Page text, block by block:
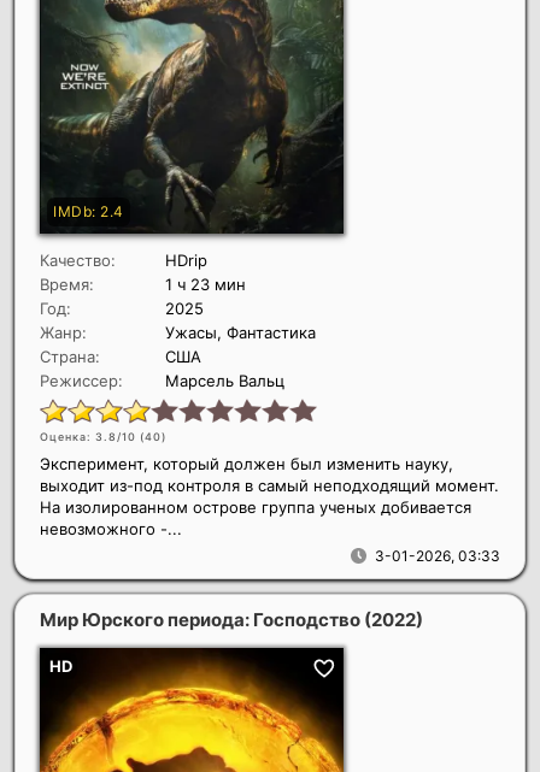
Качество:
HDrip
Время:
1 ч 23 мин
Год:
2025
Жанр:
Ужасы, Фантастика
Страна:
США
Режиссер:
Марсель Вальц
Оценка: 3.8/10 (40)
3-01-2026, 03:33
Эксперимент, который должен был изменить науку,
выходит из-под контроля в самый неподходящий момент.
На изолированном острове группа ученых добивается
невозможного -...
Мир Юрского периода: Господство (2022)